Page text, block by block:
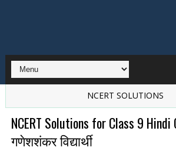
NCERT SOLUTIONS CBSE
NCERT Solutions for Class 9
गणेशशंकर विद्यार्थी